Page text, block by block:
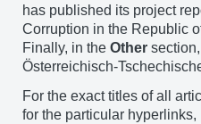
has published its project
Corruption in the Republic
Finally, in the Other
Österreichisch-
For the exact titles of all
for the particular